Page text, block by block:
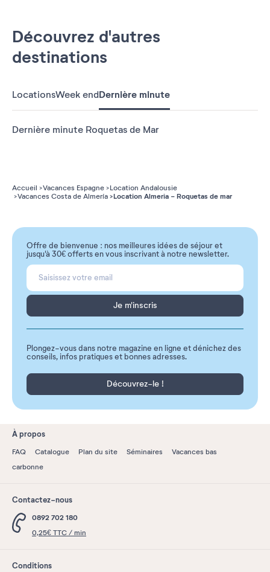
Découvrez d'autres
destinations
LocationsWeek endDernière minute
Dernière minute Roquetas de Mar
Accueil Vacances Espagne
Location Andalousie
Vacances Costa de Almería
Location Almeria - Roquetas de mar
Offre de bienvenue : nos meilleures idées de séjour et
jusqu'à 30€ offerts en vous inscrivant à notre newsletter.
Je m'inscris
Plongez-vous dans notre magazine en ligne et dénichez des
conseils, infos pratiques et bonnes adresses.
Découvrez-le !
À propos
FAQ Catalogue Plan du site Séminaires
Vacances bas
carbonne
Contactez-nous
0892 702 180
0,25€ TTC / min
Conditions